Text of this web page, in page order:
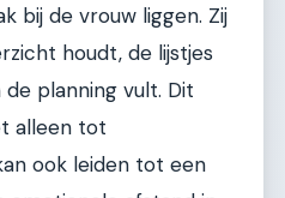
bij de vrouw liggen. Zij
houdt, de lijstjes
planning vult. Dit
alleen tot
ook leiden tot een